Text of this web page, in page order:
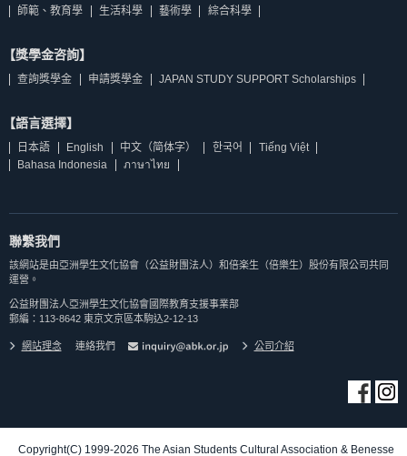
師範、教育學
生活科學 藝術學 綜合科學
【獎學金咨詢】
查詢獎學金 申請獎學金 JAPAN STUDY SUPPORT Scholarships
【語言選擇】
日本語 English 中文（简体字） 한국어
Tiếng Việt
Bahasa Indonesia
ภาษาไทย
聯繫我們
該網站是由亞洲學生文化協會（公益財團法人）和倍楽生（倍樂生）股份有限公司共同
運營。
公益財團法人亞洲學生文化協會國際教育支援事業部
郵編：113-8642 東京文京區本駒込2-12-13
網站理念 連絡我們 公司介紹
Copyright(C) 1999-2026 The Asian Students Cultural Association & Benesse